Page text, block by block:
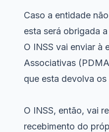
Caso a entidade
esta será obrigada
O INSS vai enviar
Associativas
que esta devolva
O INSS, então, vai
recebimento do